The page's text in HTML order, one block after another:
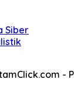
Siber
-